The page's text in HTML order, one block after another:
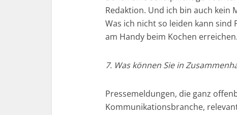
Redaktion. Und ich bin auch kein
Was ich nicht so leiden kann sind
am Handy beim Kochen
7. Was können Sie in
Pressemeldungen, die ganz
Kommunikationsbranche,